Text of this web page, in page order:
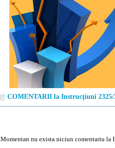
COMENTARII la Instrucţiuni 2325/
Momentan nu exista niciun comentariu la